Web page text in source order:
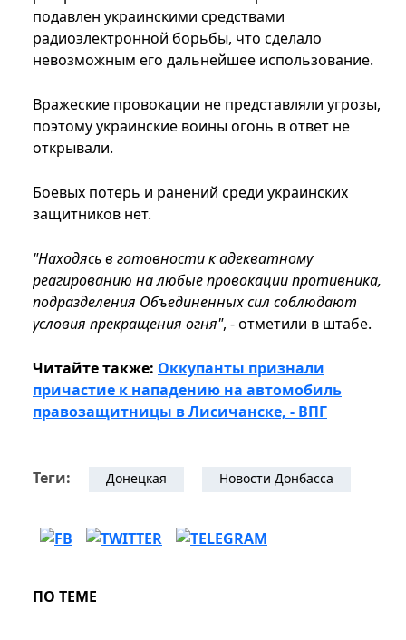
подавлен украинскими средствами
радиоэлектронной борьбы, что сделало
невозможным его дальнейшее использование.
Вражеские провокации не представляли угрозы,
поэтому украинские воины огонь в ответ не
открывали.
Боевых потерь и ранений среди украинских
защитников нет.
"Находясь в готовности к адекватному
реагированию на любые провокации противника,
подразделения Объединенных сил соблюдают
условия прекращения огня", - отметили в штабе.
Читайте также: Оккупанты признали
причастие к нападению на автомобиль
правозащитницы в Лисичанске, - ВПГ
Теги: Донецкая Новости Донбасса
ПО ТЕМЕ